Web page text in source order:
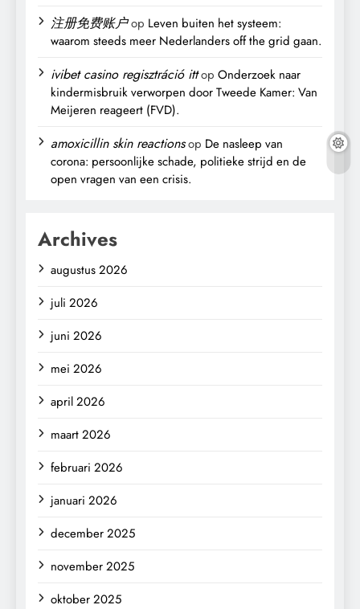
注册免费账户op Leven buiten het systeem:
waarom steeds meer Nederlanders off the grid gaan.
ivibet casino regisztráció ittop Onderzoek naar
kindermisbruik verworpen door Tweede Kamer: Van
Meijeren reageert (FVD).
amoxicillin skin reactionsop De nasleep van
corona: persoonlijke schade, politieke strijd en de
open vragen van een crisis.
Archives
augustus 2026
juli 2026
juni 2026
mei 2026
april 2026
maart 2026
februari 2026
januari 2026
december 2025
november 2025
oktober 2025